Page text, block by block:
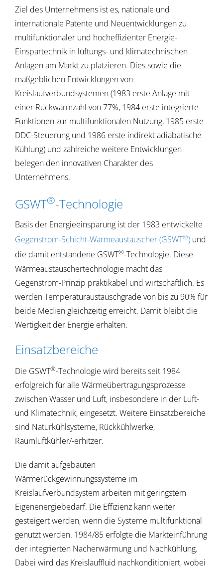
Ziel des Unternehmens ist es, nationale und
internationale Patente und Neuentwicklungen zu
multifunktionaler und hocheffizienter Energie-
Einspartechnik in lüftungs- und klimatechnischen
Anlagen am Markt zu platzieren. Dies sowie die
maßgeblichen Entwicklungen von
Kreislaufverbundsystemen (1983 erste Anlage mit
einer Rückwärmzahl von 77%, 1984 erste integrierte
Funktionen zur multifunktionalen Nutzung, 1985 erste
DDC-Steuerung und 1986 erste indirekt adiabatische
Kühlung) und zahlreiche weitere Entwicklungen
belegen den innovativen Charakter des
Unternehmens.
GSWT®-Technologie
Basis der Energieeinsparung ist der 1983 entwickelte
Gegenstrom-Schicht-Wärmeaustauscher (GSWT®)und
die damit entstandene GSWT®-Technologie. Diese
Wärmeaustauschertechnologie macht das
Gegenstrom-Prinzip praktikabel und wirtschaftlich. Es
werden Temperaturaustauschgrade von bis zu 90% für
beide Medien gleichzeitig erreicht. Damit bleibt die
Wertigkeit der Energie erhalten.
Einsatzbereiche
Die GSWT®-Technologie wird bereits seit 1984
erfolgreich für alle Wärmeübertragungsprozesse
zwischen Wasser und Luft, insbesondere in der Luft-
und Klimatechnik, eingesetzt. Weitere Einsatzbereiche
sind Naturkühlsysteme, Rückkühlwerke,
Raumluftkühler/-erhitzer.
Die damit aufgebauten
Wärmerückgewinnungssysteme im
Kreislaufverbundsystem arbeiten mit geringstem
Eigenenergiebedarf. Die Effizienz kann weiter
gesteigert werden, wenn die Systeme multifunktional
genutzt werden. 1984/85 erfolgte die Markteinführung
der integrierten Nacherwärmung und Nachkühlung.
Dabei wird das Kreislauffluid nachkonditioniert, wobei